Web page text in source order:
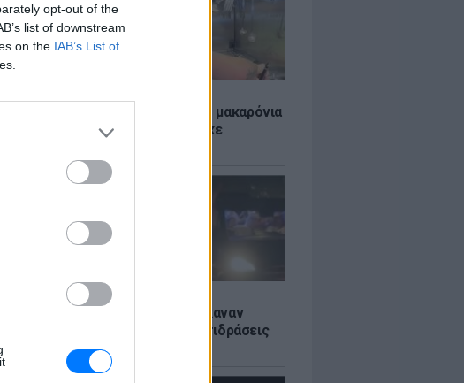
opt-out of the
list of downstream
on the IAB’s List of
Ο Μπρούκλιν Μπέκαμ έβρασε μακαρόνια
με θαλασσινό νερό και δέχτηκε
ΕΙΔΗΣΕΙΣ
Μύκονος: Ιταλοί τουρίστες έκαναν
«κλαμπ» βανάκι transfer - Αντιδράσεις
για το ξέφρενο πάρτι